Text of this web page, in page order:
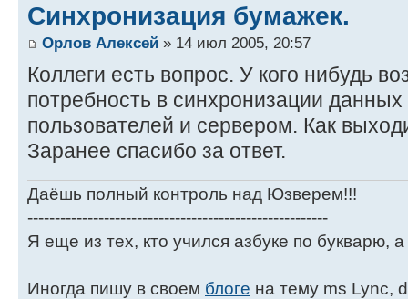
Синхронизация бумажек.
Орлов Алексей » 14 июл 2005, 20:57
Коллеги есть вопрос. У кого нибудь
потребность в синхронизации
пользователей и сервером. Как
Заранее спасибо за ответ.
Даёшь полный контроль над Юзверем!!!
-------------------------------------------------------
Я еще из тех, кто учился азбуке по букварю,
Иногда пишу в своем блоге на тему ms Lync,